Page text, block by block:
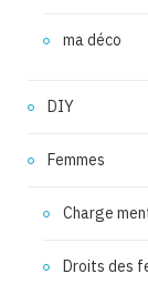
ma déco
DIY
Femmes
Charge
Droits des